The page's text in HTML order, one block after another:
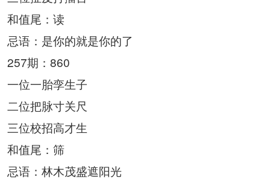
和值尾：读
忌语：是你的就是你的了
257期：860
一位一胎孪生子
二位把脉寸关尺
三位校招高才生
和值尾：筛
忌语：林木茂盛遮阳光